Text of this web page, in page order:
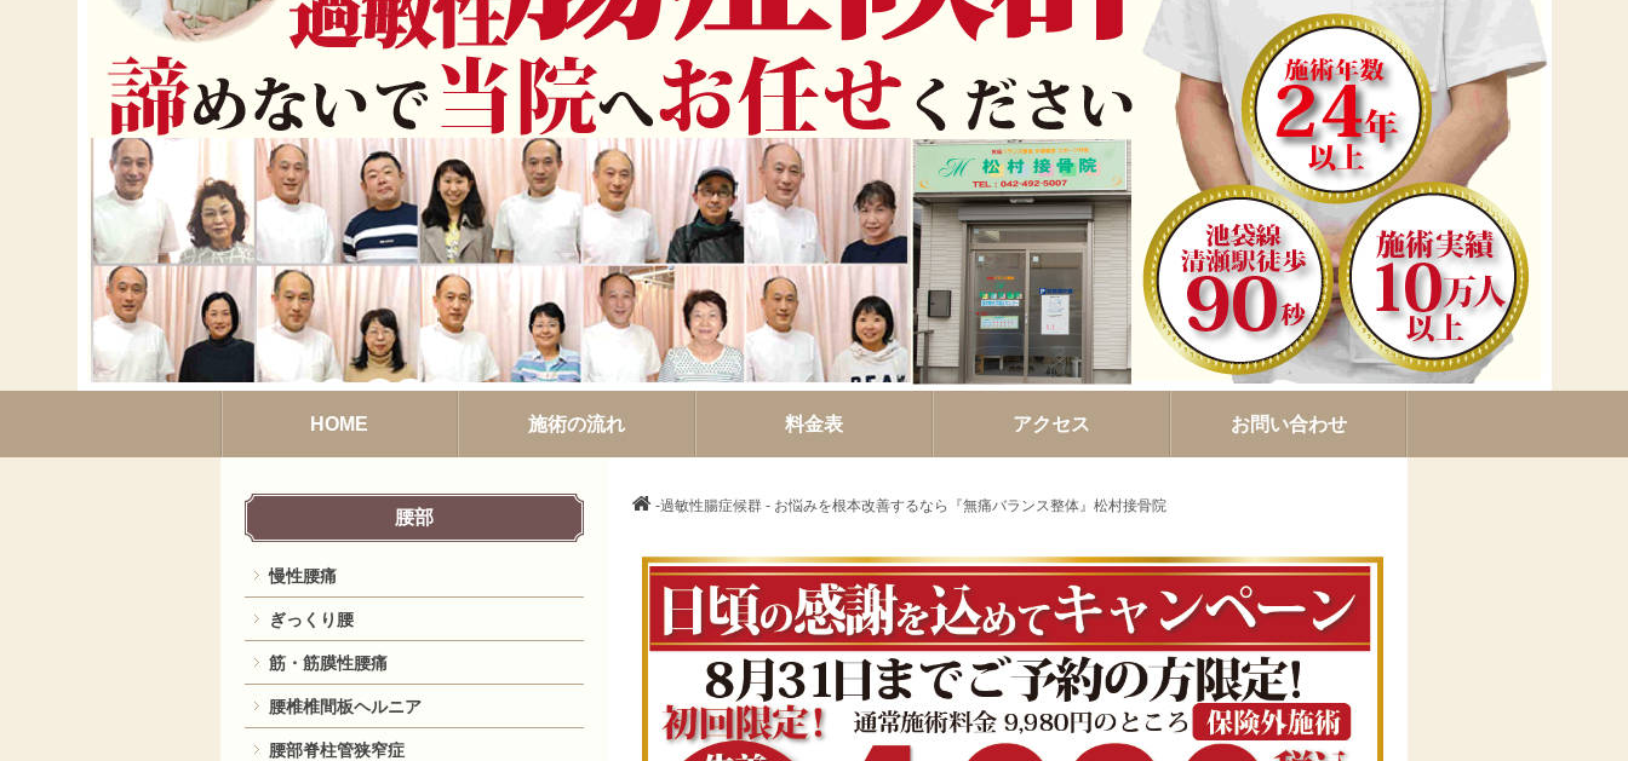
HOME 施術の流れ 料金表 アクセス お問い合わせ
-過敏性腸症候群 - お悩みを根本改善するなら『無痛バランス整体』松村接骨院
腰部
慢性腰痛
ぎっくり腰
筋・筋膜性腰痛
腰椎椎間板ヘルニア
腰部脊柱管狭窄症